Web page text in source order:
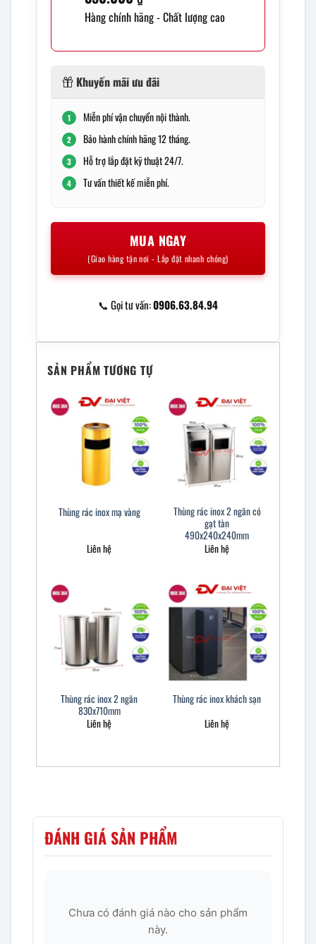
Hàng chính hãng - Chất lượng cao
Khuyến mãi ưu đãi
1 Miễn phí vận chuyển nội thành.
2 Bảo hành chính hãng 12 tháng.
3 Hỗ trợ lắp đặt kỹ thuật 24/7.
4 Tư vấn thiết kế miễn phí.
MUA NGAY
(Giao hàng tận nơi - Lắp đặt nhanh chóng)
📞 Gọi tư vấn:0906.63.84.94
SẢN PHẨM TƯƠNG TỰ
Thùng rác inox mạ vàng
Liên hệ
Thùng rác inox 2 ngăn có
gạt tàn
490x240x240mm
Liên hệ
Thùng rác inox 2 ngăn
830x710mm
Liên hệ
Thùng rác inox khách sạn
Liên hệ
ĐÁNH GIÁ SẢN PHẨM
Chưa có đánh giá nào cho sản phẩm
này.